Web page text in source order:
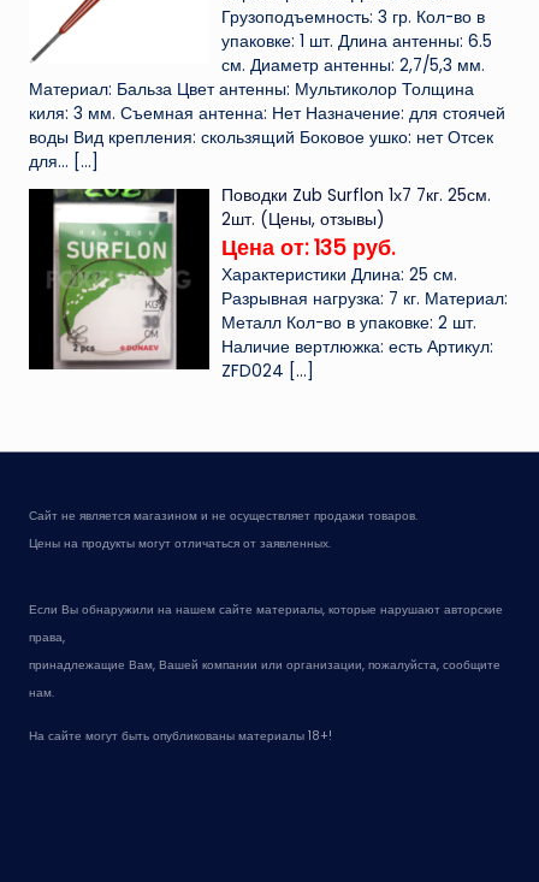
Грузоподъемность: 3 гр. Кол-во в
упаковке: 1 шт. Длина антенны: 6.5
см. Диаметр антенны: 2,7/5,3 мм.
Материал: Бальза Цвет антенны: Мультиколор Толщина
киля: 3 мм. Съемная антенна: Нет Назначение: для стоячей
воды Вид крепления: скользящий Боковое ушко: нет Отсек
для... […]
Поводки Zub Surflon 1х7 7кг. 25см.
2шт. (Цены, отзывы)
Цена от: 135 руб.
Характеристики Длина: 25 см.
Разрывная нагрузка: 7 кг. Материал:
Металл Кол-во в упаковке: 2 шт.
Наличие вертлюжка: есть Артикул:
ZFD024 […]
Сайт не является магазином и не осуществляет продажи товаров.
Цены на продукты могут отличаться от заявленных.
Если Вы обнаружили на нашем сайте материалы, которые нарушают авторские
права,
принадлежащие Вам, Вашей компании или организации, пожалуйста, сообщите
нам.
На сайте могут быть опубликованы материалы 18+!